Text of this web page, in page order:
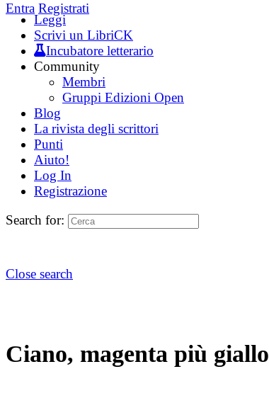
Entra Registrati
Leggi
Scrivi un LibriCK
Incubatore letterario
Community
Membri
Gruppi Edizioni Open
Blog
La rivista degli scrittori
Punti
Aiuto!
Log In
Registrazione
Search for:
Close search
Ciano, magenta più giallo